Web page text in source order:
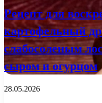
Рецепт для
картофельный
слабосоленым
сыром и огурцом
28.05.2026